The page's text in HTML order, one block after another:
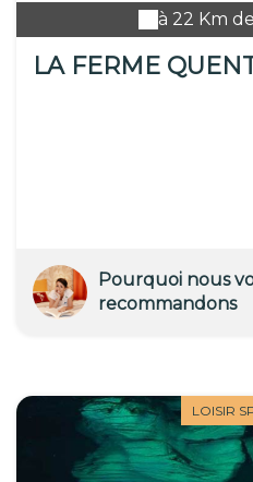
à 22 Km
LA FERME
Pourquoi nous
recommandons
LOISIR